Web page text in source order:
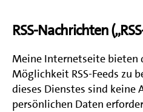
RSS-Nachrichten
Meine Internetseite bieten
Möglichkeit RSS-Feeds zu
dieses Dienstes sind keine
persönlichen Daten